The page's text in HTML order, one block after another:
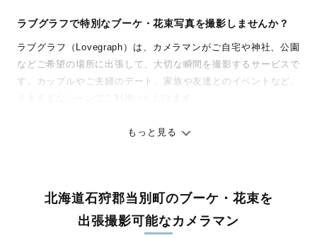
ラブグラフで特別なブーケ・花束写真を撮影しませんか？
ラブグラフ（Lovegraph）は、カメラマンがご自宅や神社、公園
などご希望の場所に出張して、大切な瞬間を撮影するサービスで
す。カップルやご夫婦のデート、家族や友達とのイベントなど、
ありのままの空気感を大切に、何十年経っても見返したくなるよ
料金は全国どこでも一律。わかりやすく安心の価格設定です。オ
リジナルの研修と厳正な審査に合格し、撮影技術やホスピタリテ
ィを身につけたプロのカメラマンが全国47都道府県に在籍してい
もっと見る
北海道石狩郡当別町のブーケ・花束を
出張撮影可能なカメラマン